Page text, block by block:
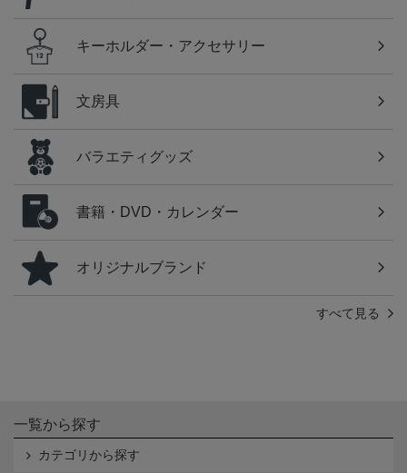
キーホルダー・アクセサリー
文房具
バラエティグッズ
書籍・DVD・カレンダー
オリジナルブランド
すべて見る
一覧から探す
カテゴリから探す